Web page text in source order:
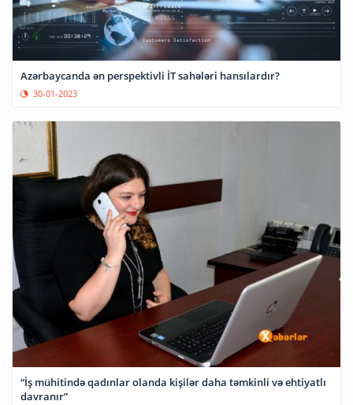
Azərbaycanda ən perspektivli İT sahələri hansılardır?
30-01-2023
“İş mühitində qadınlar olanda kişilər daha təmkinli və ehtiyatlı
davranır”